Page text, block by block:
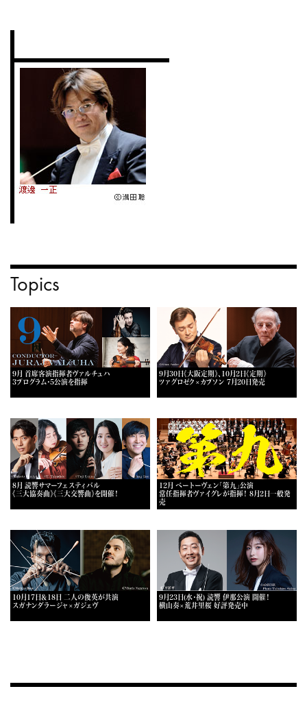
Topics
9月 首席客演指揮者ヴァルチュハ
3プログラム・5公演を指揮
9月30日《大阪定期》、10月2日《定期》
ツァグロゼク×カプソン 7月20日発売
8月 読響サマーフェスティバル
《三大協奏曲》《三大交響曲》を開催！
12月 ベートーヴェン「第九」公演
常任指揮者ヴァイグレが指揮！ 8月2日一般発
売
10月17日＆18日 二人の俊英が共演
スガナンダラージャ×ガジェヴ
9月23日(水・祝) 読響 伊那公演 開催！
横山奏×荒井里桜 好評発売中